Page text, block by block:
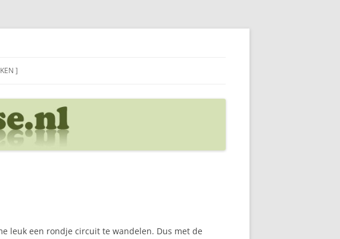
]
leuk een rondje circuit te wandelen. Dus met de